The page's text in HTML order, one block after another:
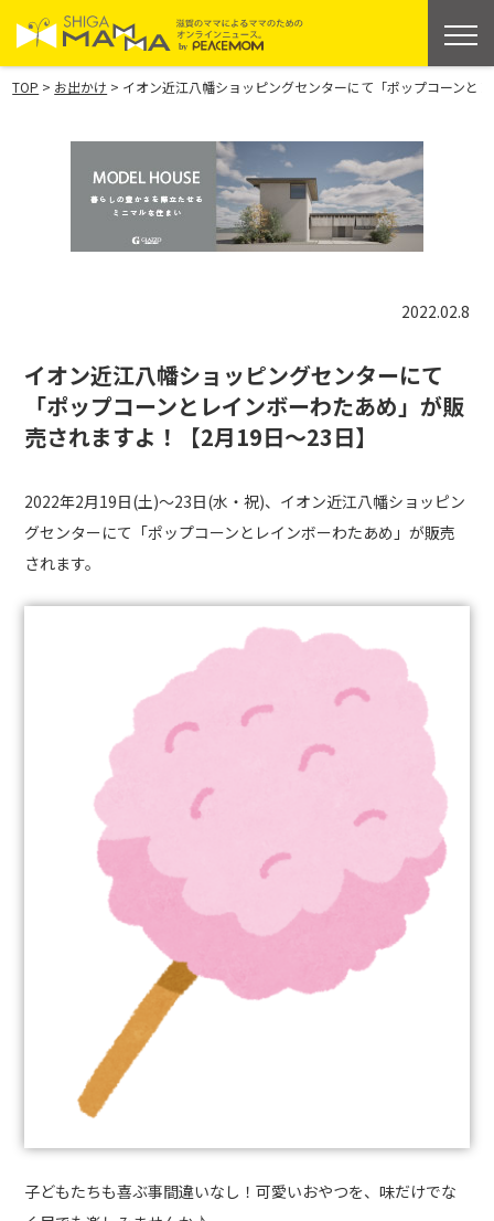
TOP > お出かけ > イオン近江八幡ショッピングセンターにて「ポップコーンと
2022.02.8
イオン近江八幡ショッピングセンターにて
「ポップコーンとレインボーわたあめ」が販
売されますよ！【2月19日〜23日】
2022年2月19日(土)～23日(水・祝)、イオン近江八幡ショッピン
グセンターにて「ポップコーンとレインボーわたあめ」が販売
されます。
子どもたちも喜ぶ事間違いなし！可愛いおやつを、味だけでな